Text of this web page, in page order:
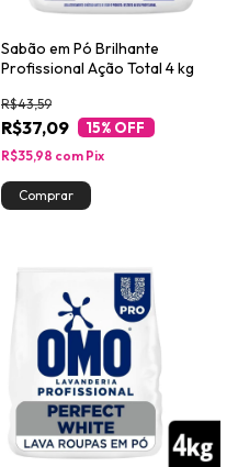
Sabão em Pó Brilhante
Profissional Ação Total 4 kg
R$37,09
R$43,59
15% OFF
R$35,98 com Pix